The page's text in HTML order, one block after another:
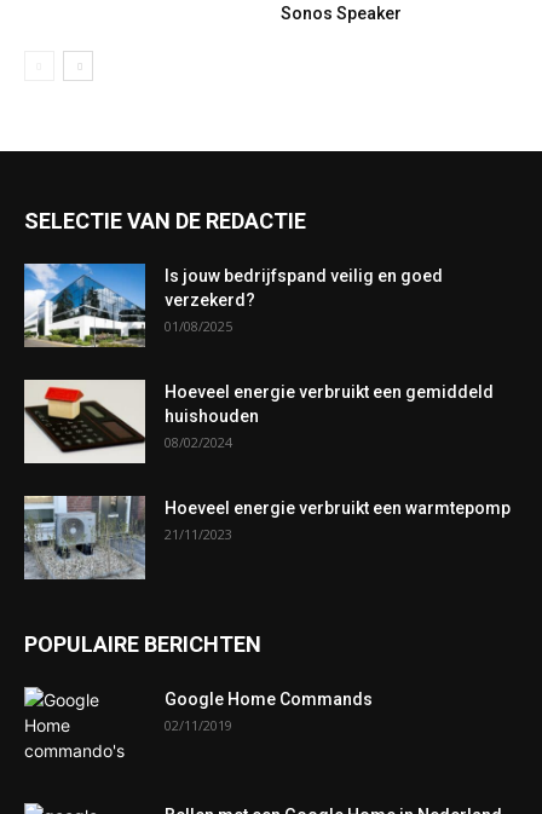
Sonos Speaker
SELECTIE VAN DE REDACTIE
Is jouw bedrijfspand veilig en goed
verzekerd?
01/08/2025
Hoeveel energie verbruikt een gemiddeld
huishouden
08/02/2024
Hoeveel energie verbruikt een warmtepomp
21/11/2023
POPULAIRE BERICHTEN
Google Home Commands
02/11/2019